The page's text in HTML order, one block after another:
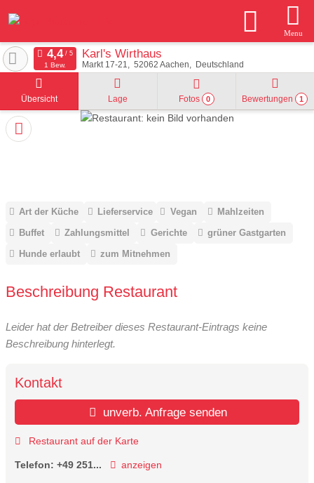
Menu
Karl's Wirthaus
Markt 17-21 52062 Aachen Deutschland
1 Bew.
Übersicht Lage Fotos 0 Bewertungen 1
Art der Küche Lieferservice Vegan
Mahlzeiten
Buffet
Zahlungsmittel Gerichte
grüner Gastgarten
Hunde erlaubt
zum Mitnehmen
Beschreibung Restaurant
Leider hat der Betreiber dieses Restaurant-Eintrags keine
Beschreibung hinterlegt.
Kontakt
unverb. Anfrage senden
Restaurant auf der Karte
Telefon: +49 251... anzeigen